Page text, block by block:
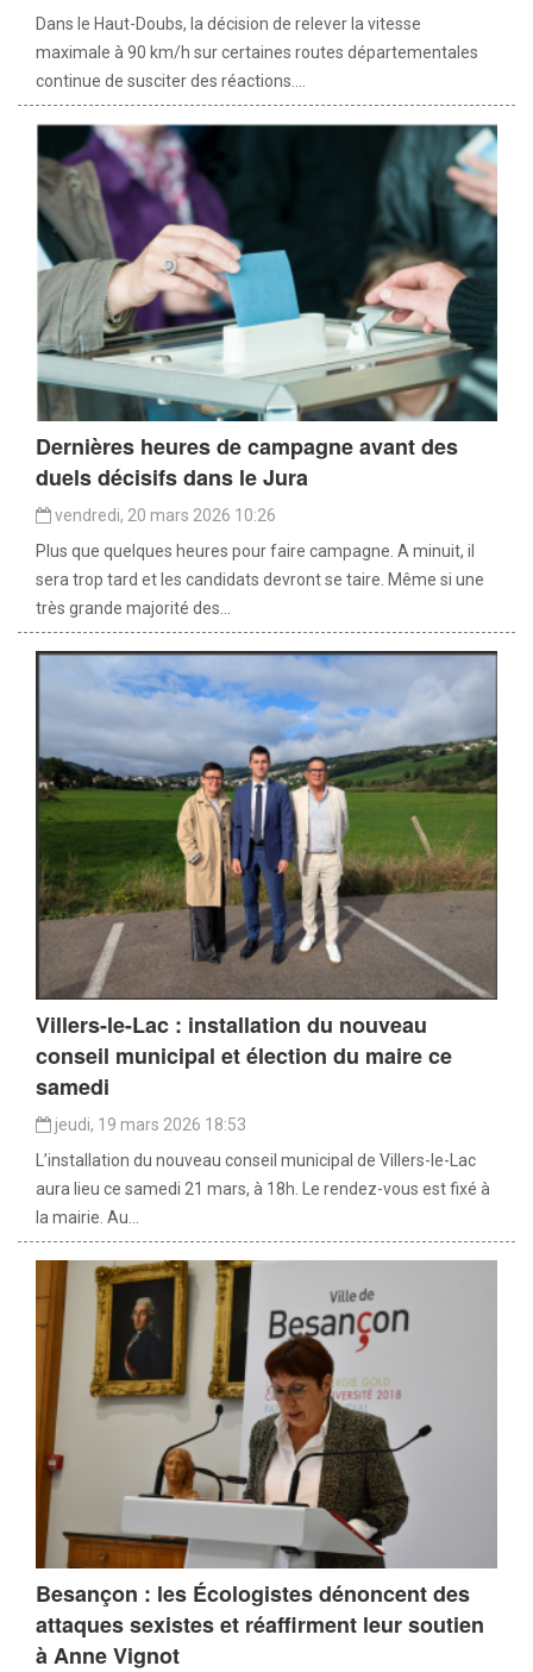
Dans le Haut-Doubs, la décision de relever la vitesse
maximale à 90 km/h sur certaines routes départementales
continue de susciter des réactions....
Dernières heures de campagne avant des
duels décisifs dans le Jura
vendredi, 20 mars 2026 10:26
Plus que quelques heures pour faire campagne. A minuit, il
sera trop tard et les candidats devront se taire. Même si une
très grande majorité des...
Villers-le-Lac : installation du nouveau
conseil municipal et élection du maire ce
samedi
jeudi, 19 mars 2026 18:53
L’installation du nouveau conseil municipal de Villers-le-Lac
aura lieu ce samedi 21 mars, à 18h. Le rendez-vous est fixé à
la mairie. Au...
Besançon : les Écologistes dénoncent des
attaques sexistes et réaffirment leur soutien
à Anne Vignot